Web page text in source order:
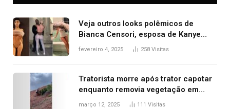
Veja outros looks polêmicos de
Bianca Censori, esposa de Kanye
West que apareceu nua no Grammy
fevereiro 4, 2025 258 Visitas
Tratorista morre após trator capotar
enquanto removia vegetação em
ribanceira de rodovia
março 12, 2025 111 Visitas